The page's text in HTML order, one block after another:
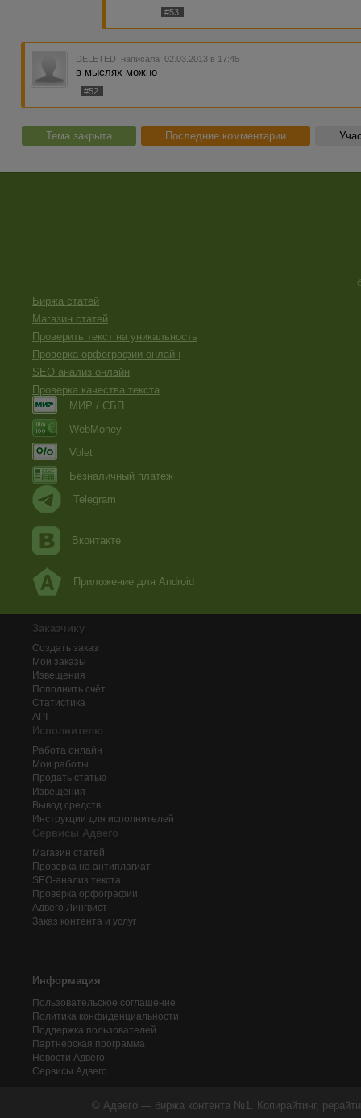
#53
DELETED написала 02.03.2013 в 17:45
в мыслях можно
#52
Тема закрыта Последние комментарии
Биржа статей
Магазин статей
Проверить текст на уникальность
Проверка орфографии онлайн
SEO анализ онлайн
Проверка качества текста
МИР / СБП
WebMoney
Volet
Безналичный платеж
Telegram
Вконтакте
Приложение для Android
Заказчику
Создать заказ
Мои заказы
Извещения
Пополнить счёт
Статистика
API
Исполнителю
Работа онлайн
Мои работы
Продать статью
Извещения
Вывод средств
Инструкции для исполнителей
Сервисы Адвего
Магазин статей
Проверка на антиплагиат
SEO-анализ текста
Проверка орфографии
Адвего Лингвист
Заказ контента и услуг
Информация
Пользовательское соглашение
Политика конфиденциальности
Поддержка пользователей
Партнерская программа
Новости Адвего
Сервисы Адвего
© Адвего — биржа контента №1. Копирайтинг,